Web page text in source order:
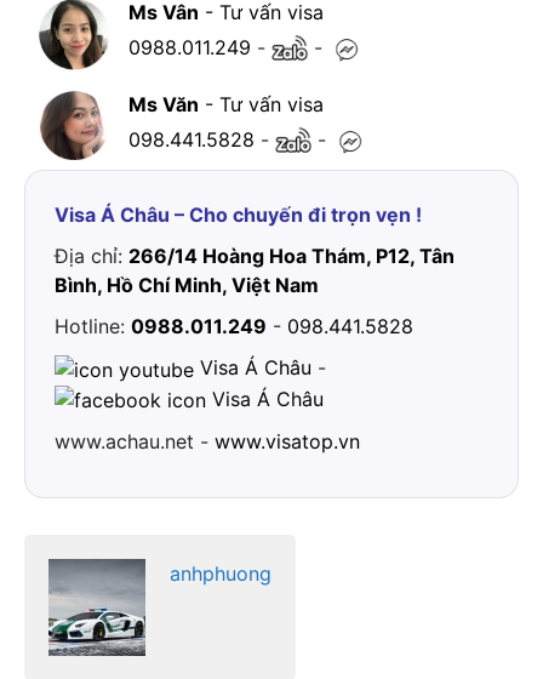
Ms Vân - Tư vấn visa
0988.011.249 - -
Ms Văn - Tư vấn visa
098.441.5828 - -
Visa Á Châu – Cho chuyến đi trọn vẹn !
Địa chỉ: 266/14 Hoàng Hoa Thám, P12, Tân
Bình, Hồ Chí Minh, Việt Nam
Hotline: 0988.011.249 - 098.441.5828
Visa Á Châu -
Visa Á Châu
www.achau.net - www.visatop.vn
anhphuong